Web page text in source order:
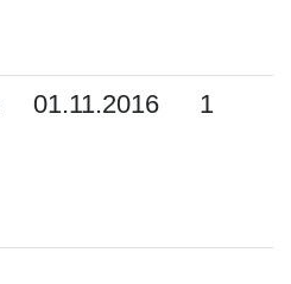
01.11.2016 1